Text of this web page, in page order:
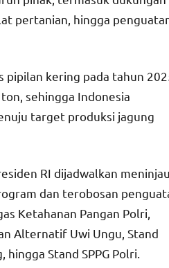
pertanian, hingga
pipilan kering pada tahun
sehingga Indonesia
target produksi jagung
RI dijadwalkan meninjau
dan terobosan
Ketahanan Pangan Polri,
Alternatif Uwi Ungu, Stand
Stand SPPG Polri.